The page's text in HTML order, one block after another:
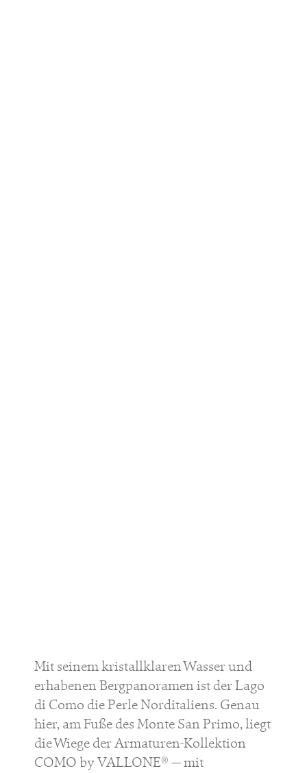
Mit seinem kristallklaren Wasser und
erhabenen Bergpanoramen ist der Lago
di Como die Perle Norditaliens. Genau
hier, am Fuße des Monte San Primo, liegt
die Wiege der Armaturen-Kollektion
COMO by VALLONE® — mit